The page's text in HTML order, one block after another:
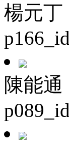
楊元丁
p166_id
陳能通
p089_id